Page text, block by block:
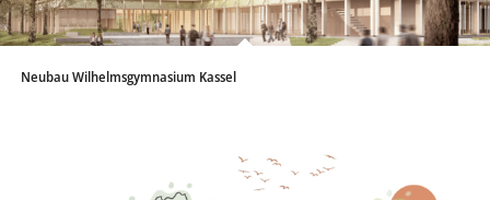
Neubau Wilhelmsgymnasium Kassel